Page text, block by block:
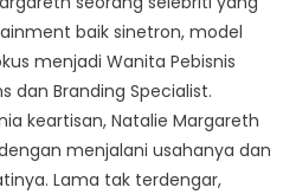
baik sinetron, model
menjadi Wanita Pebisnis
dan Branding Specialist.
keartisan, Natalie Margareth
menjalani usahanya dan
Lama tak terdengar,